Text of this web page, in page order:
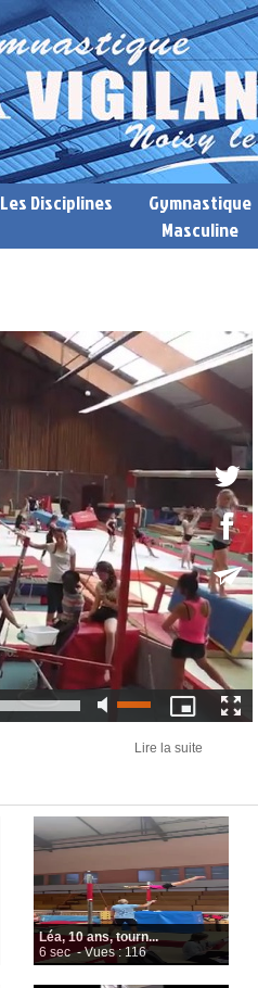
Les Disciplines
Gymnastique
Masculine
Lire la suite
Léa, 10 ans, tourn...
6 sec - Vues : 116